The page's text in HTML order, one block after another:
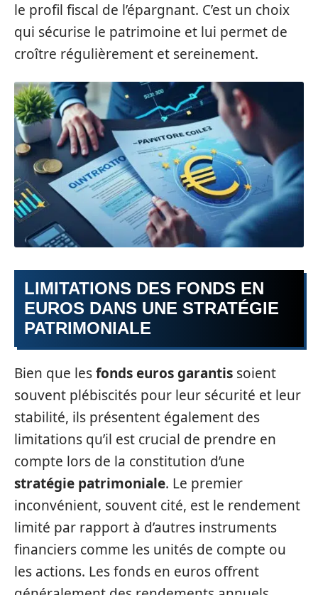
le profil fiscal de l’épargnant. C’est un choix
qui sécurise le patrimoine et lui permet de
croître régulièrement et sereinement.
LIMITATIONS DES FONDS EN
EUROS DANS UNE STRATÉGIE
PATRIMONIALE
Bien que lesfonds euros garantis soient
souvent plébiscités pour leur sécurité et leur
stabilité, ils présentent également des
limitations qu’il est crucial de prendre en
compte lors de la constitution d’une
stratégie patrimoniale. Le premier
inconvénient, souvent cité, est le rendement
limité par rapport à d’autres instruments
financiers comme les unités de compte ou
les actions. Les fonds en euros offrent